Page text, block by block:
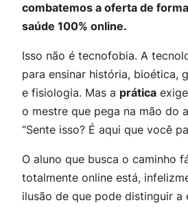
combatemos a oferta de
saúde 100% online.
Isso não é tecnofobia. A
para ensinar história, bioética,
e fisiologia. Mas a prática
o mestre que pega na mão do
“Sente isso? É aqui que você
O aluno que busca o caminho
totalmente online está,
ilusão de que pode distinguir a